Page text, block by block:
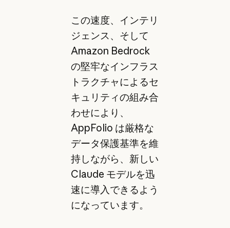
この速度、インテリ
ジェンス、そして
Amazon Bedrock
の堅牢なインフラス
トラクチャによるセ
キュリティの組み合
わせにより、
AppFolio は厳格な
データ保護基準を維
持しながら、新しい
Claude モデルを迅
速に導入できるよう
になっています。